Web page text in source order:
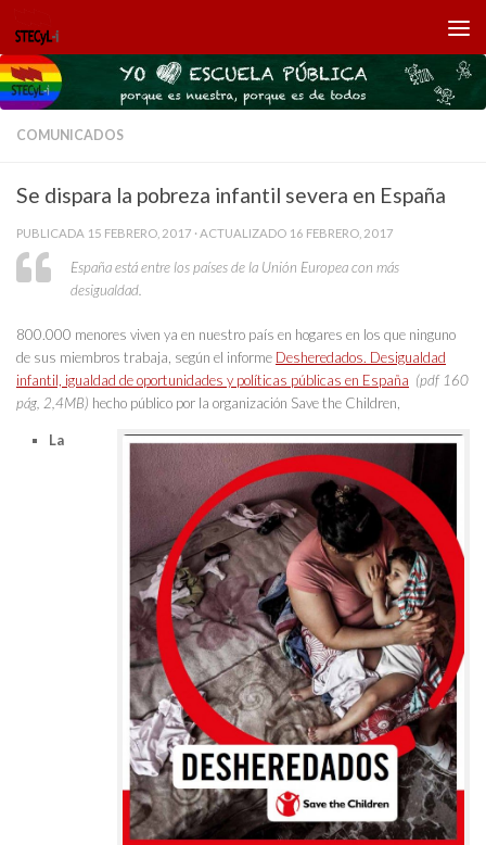
Saltar al contenido
COMUNICADOS
Se dispara la pobreza infantil severa en España
PUBLICADA 15 FEBRERO, 2017 · ACTUALIZADO 16 FEBRERO, 2017
España está entre los países de la Unión Europea con más
desigualdad.
800.000 menores viven ya en nuestro país en hogares en los que ninguno
de sus miembros trabaja, según el informe Desheredados. Desigualdad
infantil, igualdad de oportunidades y políticas públicas en España (pdf 160
pág, 2,4MB) hecho público por la organización Save the Children
La